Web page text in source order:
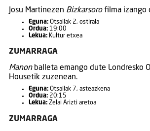
Josu Martinezen Bizkarsorofilma izango
Eguna:Otsailak 2, ostirala
Ordua:19:00
Lekua:Kultur etxea
ZUMARRAGA
Manonballeta emango dute Londresko
Housetik zuzenean.
Eguna:Otsailak 7, asteazkena
Ordua:20:15
Lekua:Zelai Arizti aretoa
ZUMARRAGA